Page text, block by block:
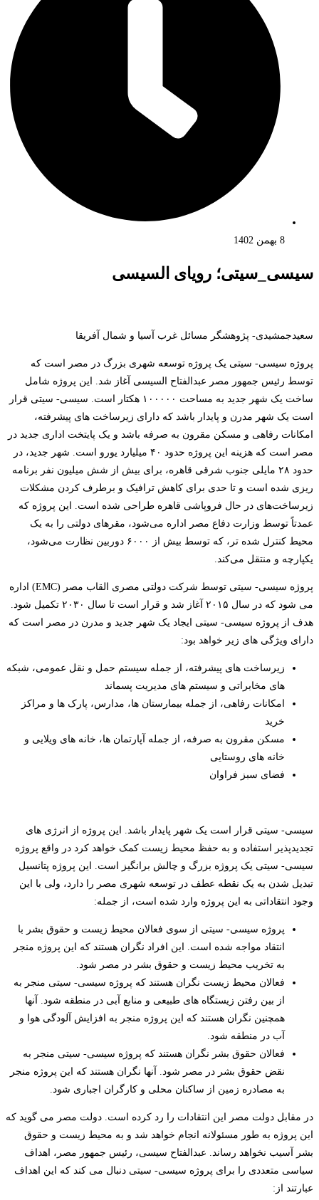
8 بهمن 1402
سیسی_سیتی؛ رویای السیسی
سعیدجمشیدی- پژوهشگر مسائل غرب آسیا و شمال آفریقا
پروژه سیسی- سیتی یک پروژه توسعه شهری بزرگ در مصر است که
توسط رئیس جمهور مصر عبدالفتاح السیسی آغاز شد. این پروژه شامل
ساخت یک شهر جدید به مساحت ۱۰۰۰۰۰ هکتار است. سیسی- سیتی قرار
است یک شهر مدرن و پایدار باشد که دارای زیرساخت های پیشرفته،
امکانات رفاهی و مسکن مقرون به صرفه باشد و یک پایتخت اداری جدید در
مصر است که هزینه این پروژه حدود ۴۰ میلیارد یورو است. شهر جدید، در
حدود ۲۸ مایلی جنوب شرقی قاهره، برای بیش از شش میلیون نفر برنامه
ریزی شده است و تا حدی برای کاهش ترافیک و برطرف کردن مشکلات
زیرساخت‌های در حال فروپاشی قاهره طراحی شده است. این پروژه که
عمدتاً توسط وزارت دفاع مصر اداره می‌شود، مقر‌های دولتی را به یک
محیط کنترل شده تر، که توسط بیش از ۶۰۰۰ دوربین نظارت می‌شود،
یکپارچه و منتقل می‌کند.
پروژه سیسی- سیتی توسط شرکت دولتی مصری القاب مصر (EMC) اداره
می شود که در سال ۲۰۱۵ آغاز شد و قرار است تا سال ۲۰۳۰ تکمیل شود.
هدف از پروژه سیسی- سیتی ایجاد یک شهر جدید و مدرن در مصر است که
دارای ویژگی های زیر خواهد بود:
زیرساخت های پیشرفته، از جمله سیستم حمل و نقل عمومی، شبکه
های مخابراتی و سیستم های مدیریت پسماند
امکانات رفاهی، از جمله بیمارستان ها، مدارس، پارک ها و مراکز
خرید
مسکن مقرون به صرفه، از جمله آپارتمان ها، خانه های ویلایی و
خانه های روستایی
فضای سبز فراوان
سیسی- سیتی قرار است یک شهر پایدار باشد. این پروژه از انرژی های
تجدیدپذیر استفاده و به حفظ محیط زیست کمک خواهد کرد در واقع پروژه
سیسی- سیتی یک پروژه بزرگ و چالش برانگیز است. این پروژه پتانسیل
تبدیل شدن به یک نقطه عطف در توسعه شهری مصر را دارد، ولی با این
وجود انتقاداتی به این پروژه وارد شده است، از جمله:
پروژه سیسی- سیتی از سوی فعالان محیط زیست و حقوق بشر با
انتقاد مواجه شده است. این افراد نگران هستند که این پروژه منجر
به تخریب محیط زیست و حقوق بشر در مصر شود.
فعالان محیط زیست نگران هستند که پروژه سیسی- سیتی منجر به
از بین رفتن زیستگاه های طبیعی و منابع آبی در منطقه شود. آنها
همچنین نگران هستند که این پروژه منجر به افزایش آلودگی هوا و
آب در منطقه شود.
فعالان حقوق بشر نگران هستند که پروژه سیسی- سیتی منجر به
نقض حقوق بشر در مصر شود. آنها نگران هستند که این پروژه منجر
به مصادره زمین از ساکنان محلی و کارگران اجباری شود.
در مقابل دولت مصر این انتقادات را رد کرده است. دولت مصر می گوید که
این پروژه به طور مسئولانه انجام خواهد شد و به محیط زیست و حقوق
بشر آسیب نخواهد رساند. عبدالفتاح سیسی، رئیس جمهور مصر، اهداف
سیاسی متعددی را برای پروژه سیسی- سیتی دنبال می کند که این اهداف
عبارتند از: